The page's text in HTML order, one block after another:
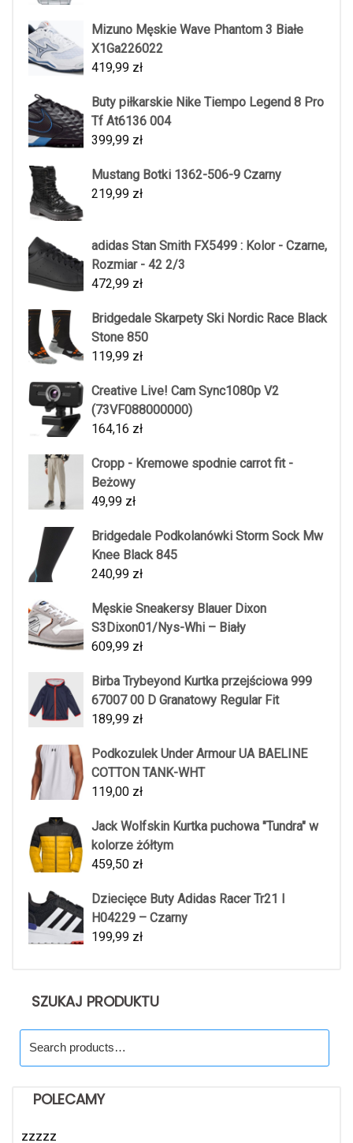
Mizuno Męskie Wave Phantom 3 Białe
X1Ga226022
419,99 zł
Buty piłkarskie Nike Tiempo Legend 8 Pro
Tf At6136 004
399,99 zł
Mustang Botki 1362-506-9 Czarny
219,99 zł
adidas Stan Smith FX5499 : Kolor - Czarne,
Rozmiar - 42 2/3
472,99 zł
Bridgedale Skarpety Ski Nordic Race Black
Stone 850
119,99 zł
Creative Live! Cam Sync1080p V2
(73VF088000000)
164,16 zł
Cropp - Kremowe spodnie carrot fit -
Beżowy
49,99 zł
Bridgedale Podkolanówki Storm Sock Mw
Knee Black 845
240,99 zł
Męskie Sneakersy Blauer Dixon
S3Dixon01/Nys-Whi – Biały
609,99 zł
Birba Trybeyond Kurtka przejściowa 999
67007 00 D Granatowy Regular Fit
189,99 zł
Podkozulek Under Armour UA BAELINE
COTTON TANK-WHT
119,00 zł
Jack Wolfskin Kurtka puchowa "Tundra" w
kolorze żółtym
459,50 zł
Dziecięce Buty Adidas Racer Tr21 I
H04229 – Czarny
199,99 zł
SZUKAJ PRODUKTU
for:
POLECAMY
zzzzz